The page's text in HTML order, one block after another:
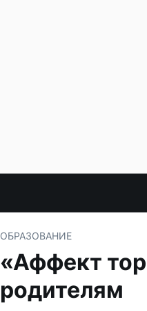
ОБРАЗОВАНИЕ
«Аффект
родителям